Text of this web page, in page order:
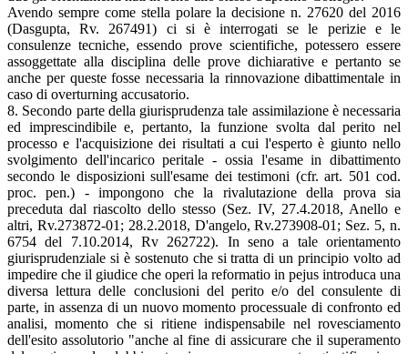
Avendo sempre come stella polare la decisione n. 27620 del 2016
(Dasgupta, Rv. 267491) ci si è interrogati se le perizie e le
consulenze tecniche, essendo prove scientifiche, potessero essere
assoggettate alla disciplina delle prove dichiarative e pertanto se
anche per queste fosse necessaria la rinnovazione dibattimentale in
caso di overturning accusatorio.
8. Secondo parte della giurisprudenza tale assimilazione è necessaria
ed imprescindibile e, pertanto, la funzione svolta dal perito nel
processo e l'acquisizione dei risultati a cui l'esperto è giunto nello
svolgimento dell'incarico peritale - ossia l'esame in dibattimento
secondo le disposizioni sull'esame dei testimoni (cfr. art. 501 cod.
proc. pen.) - impongono che la rivalutazione della prova sia
preceduta dal riascolto dello stesso (Sez. IV, 27.4.2018, Anello e
altri, Rv.273872-01; 28.2.2018, D'angelo, Rv.273908-01; Sez. 5, n.
6754 del 7.10.2014, Rv 262722). In seno a tale orientamento
giurisprudenziale si è sostenuto che si tratta di un principio volto ad
impedire che il giudice che operi la reformatio in pejus introduca una
diversa lettura delle conclusioni del perito e/o del consulente di
parte, in assenza di un nuovo momento processuale di confronto ed
analisi, momento che si ritiene indispensabile nel rovesciamento
dell'esito assolutorio "anche al fine di assicurare che il superamento